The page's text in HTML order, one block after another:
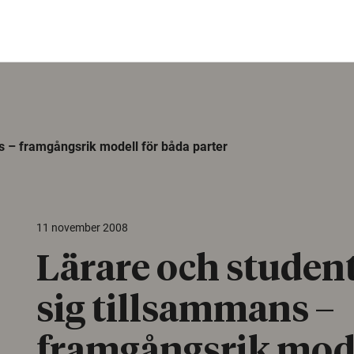
– framgångsrik modell för båda parter
11 november 2008
Lärare och
sig tillsammans –